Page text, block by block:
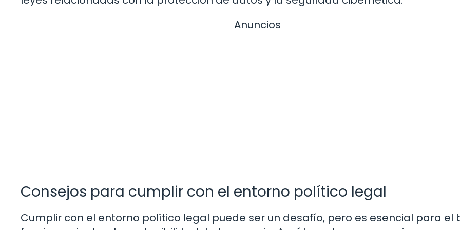
Anuncios
Consejos para cumplir con el entorno político legal
Cumplir con el entorno político legal puede ser un desafío, pero es esencial para el